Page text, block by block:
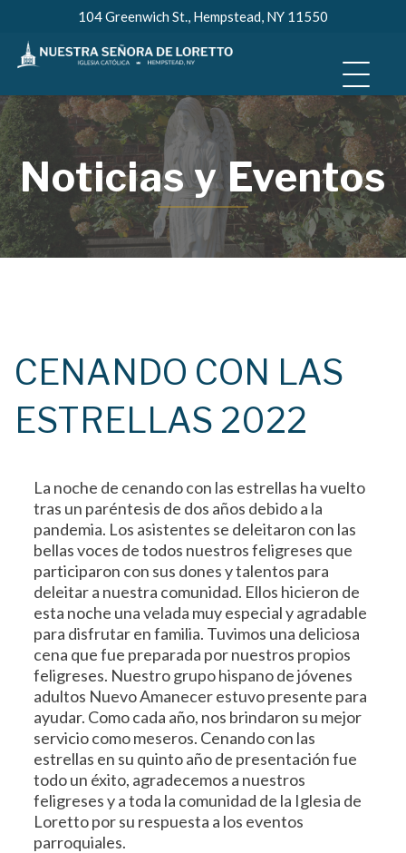
content
104 Greenwich St., Hempstead, NY 11550
Noticias y Eventos
CENANDO CON LAS
ESTRELLAS 2022
La noche de cenando con las estrellas ha vuelto
tras un paréntesis de dos años debido a la
pandemia. Los asistentes se deleitaron con las
bellas voces de todos nuestros feligreses que
participaron con sus dones y talentos para
deleitar a nuestra comunidad. Ellos hicieron de
esta noche una velada muy especial y agradable
para disfrutar en familia. Tuvimos una deliciosa
cena que fue preparada por nuestros propios
feligreses. Nuestro grupo hispano de jóvenes
adultos Nuevo Amanecer estuvo presente para
ayudar. Como cada año, nos brindaron su mejor
servicio como meseros. Cenando con las
estrellas en su quinto año de presentación fue
todo un éxito, agradecemos a nuestros
feligreses y a toda la comunidad de la Iglesia de
Loretto por su respuesta a los eventos
parroquiales.